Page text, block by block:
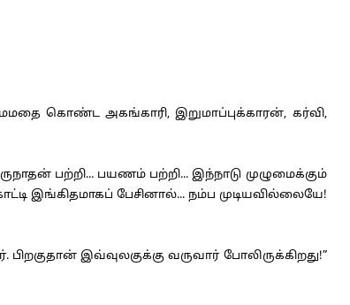
கொண்ட அகங்காரி, இறுமாப்புக்காரன், கர்வி,
பற்றி... பயணம் பற்றி... இந்நாடு முழுமைக்கும்
இங்கிதமாகப் பேசினால்... நம்ப முடியவில்லையே!
இவ்வுலகுக்கு வருவார் போலிருக்கிறது!”